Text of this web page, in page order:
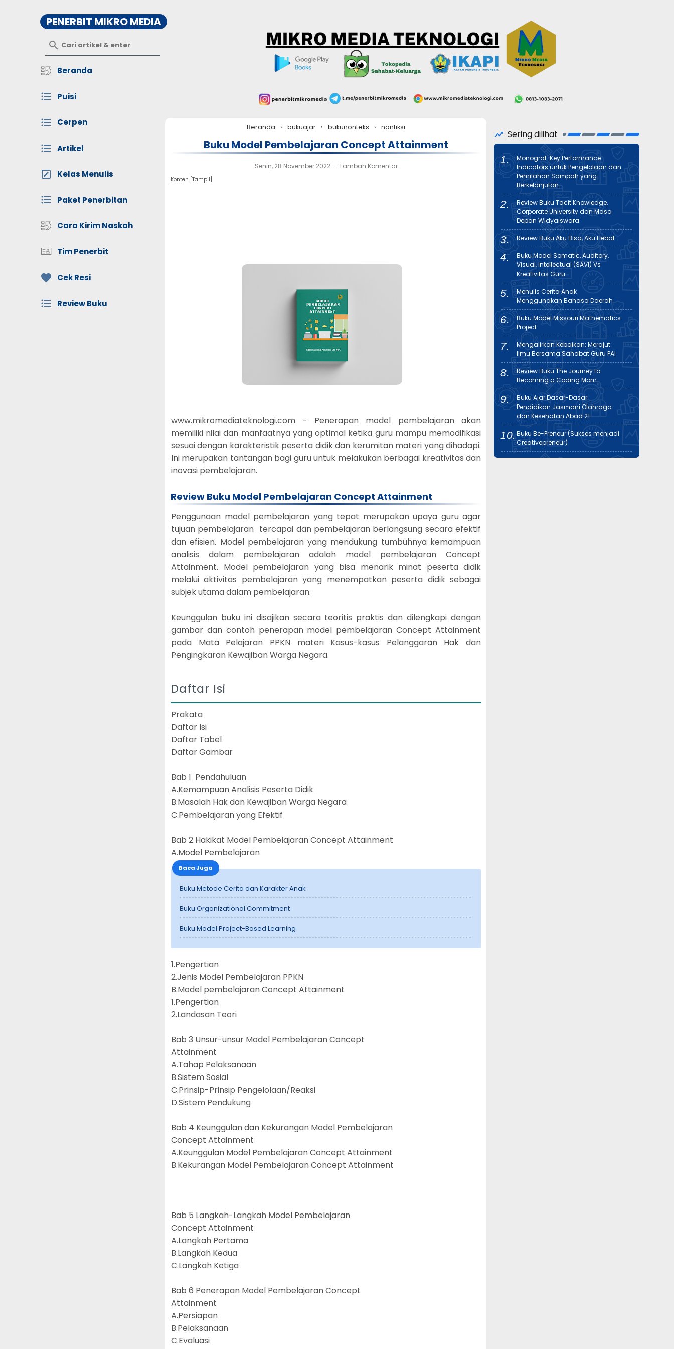
Beranda
Puisi
Cerpen
Artikel
Kelas Menulis
Paket Penerbitan
Cara Kirim Naskah
Tim Penerbit
Cek Resi
Review Buku
PENERBIT MIKRO MEDIA
Beranda › bukuajar › bukunonteks › nonfiksi
Buku Model Pembelajaran Concept Attainment
Senin, 28 November 2022 Tambah Komentar
Konten [ Tampil
www.mikromediateknologi.com - Penerapan model pembelajaran akan
memiliki nilai dan manfaatnya yang optimal ketika guru mampu memodifikasi
sesuai dengan karakteristik peserta didik dan kerumitan materi yang dihadapi.
Ini merupakan tantangan bagi guru untuk melakukan berbagai kreativitas dan
inovasi pembelajaran.
Review Buku Model Pembelajaran Concept Attainment
Penggunaan model pembelajaran yang tepat merupakan upaya guru agar
tujuan pembelajaran tercapai dan pembelajaran berlangsung secara efektif
dan efisien. Model pembelajaran yang mendukung tumbuhnya kemampuan
analisis dalam pembelajaran adalah model pembelajaran Concept
Attainment. Model pembelajaran yang bisa menarik minat peserta didik
melalui aktivitas pembelajaran yang menempatkan peserta didik sebagai
subjek utama dalam pembelajaran.
Keunggulan buku ini disajikan secara teoritis praktis dan dilengkapi dengan
gambar dan contoh penerapan model pembelajaran Concept Attainment
pada Mata Pelajaran PPKN materi Kasus-kasus Pelanggaran Hak dan
Pengingkaran Kewajiban Warga Negara.
Daftar Isi
Prakata
Daftar Isi
Daftar Tabel
Daftar Gambar
Bab 1 Pendahuluan
A.Kemampuan Analisis Peserta Didik
B.Masalah Hak dan Kewajiban Warga Negara
C.Pembelajaran yang Efektif
Bab 2 Hakikat Model Pembelajaran Concept Attainment
A.Model Pembelajaran
Baca Juga
Buku Metode Cerita dan Karakter Anak
Buku Organizational Commitment
Buku Model Project-Based Learning
1.Pengertian
2.Jenis Model Pembelajaran PPKN
B.Model pembelajaran Concept Attainment
1.Pengertian
2.Landasan Teori
Bab 3 Unsur-unsur Model Pembelajaran Concept
Attainment
A.Tahap Pelaksanaan
B.Sistem Sosial
C.Prinsip-Prinsip Pengelolaan/Reaksi
D.Sistem Pendukung
Bab 4 Keunggulan dan Kekurangan Model Pembelajaran
Concept Attainment
A.Keunggulan Model Pembelajaran Concept Attainment
B.Kekurangan Model Pembelajaran Concept Attainment
Bab 5 Langkah-Langkah Model Pembelajaran
Concept Attainment
A.Langkah Pertama
B.Langkah Kedua
C.Langkah Ketiga
Bab 6 Penerapan Model Pembelajaran Concept
Attainment
A.Persiapan
B.Pelaksanaan
C.Evaluasi
Sering dilihat
Monograf: Key Performance
Indicators untuk Pengelolaan dan
Pemilahan Sampah yang
Berkelanjutan
Review Buku Tacit Knowledge,
Corporate University dan Masa
Depan Widyaiswara
Review Buku Aku Bisa, Aku Hebat
Buku Model Somatic, Auditory,
Visual, Intellectual (SAVI) Vs
Kreativitas Guru
Menulis Cerita Anak
Menggunakan Bahasa Daerah
Buku Model Missouri Mathematics
Project
Mengalirkan Kebaikan: Merajut
Ilmu Bersama Sahabat Guru PAI
Review Buku The Journey to
Becoming a Coding Mom
Buku Ajar Dasar-Dasar
Pendidikan Jasmani Olahraga
dan Kesehatan Abad 21
Buku Be-Preneur (Sukses menjadi
Creativepreneur)